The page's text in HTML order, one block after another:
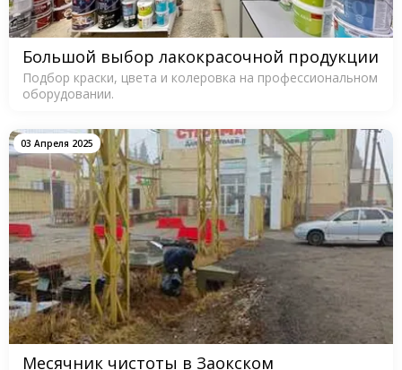
Большой выбор лакокрасочной продукции
Подбор краски, цвета и колеровка на профессиональном
оборудовании.
03 Апреля 2025
Месячник чистоты в Заокском